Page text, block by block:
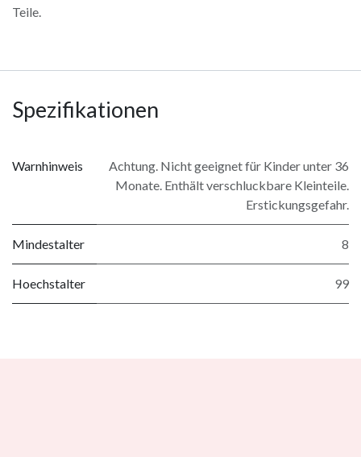
Teile.
Spezifikationen
Warnhinweis
Achtung. Nicht geeignet für Kinder unter 36
Monate. Enthält verschluckbare Kleinteile.
Erstickungsgefahr.
Mindestalter 8
Hoechstalter 99